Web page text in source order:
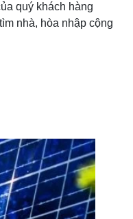
quý khách hàng
nhà, hòa nhập cộng